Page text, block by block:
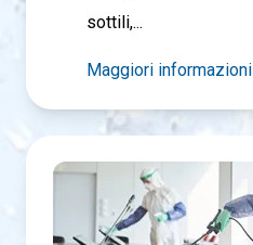
sottili,...
Maggiori informazioni